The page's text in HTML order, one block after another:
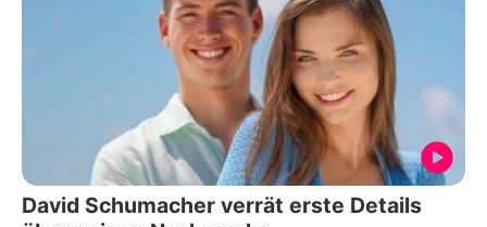
David Schumacher verrät erste Details